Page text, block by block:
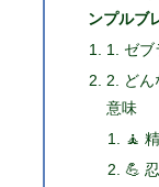
ンプルブ
1. ゼブ
2. どん
意味
🧘
💪